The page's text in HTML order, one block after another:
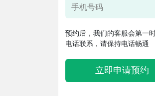
预约后，我们的客服会第一
电话联系，请保持电话畅通
立即申请预约